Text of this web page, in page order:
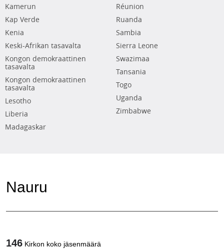
Kamerun
Kap Verde
Kenia
Keski-Afrikan tasavalta
Kongon demokraattinen
tasavalta
Kongon demokraattinen
tasavalta
Lesotho
Liberia
Madagaskar
Réunion
Ruanda
Sambia
Sierra Leone
Swazimaa
Tansania
Togo
Uganda
Zimbabwe
Nauru
146 Kirkon koko jäsenmäärä